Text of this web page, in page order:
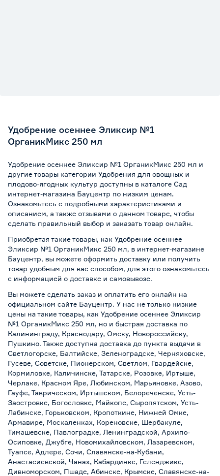
Удобрение осеннее Эликсир №1
ОрганикМикс 250 мл
Удобрение осеннее Эликсир №1 ОрганикМикс 250 мл и
другие товары категории Удобрения для овощных и
плодово-ягодных культур доступны в каталоге Сад
интернет-магазина Бауцентр по низким ценам.
Ознакомьтесь с подробными характеристиками и
описанием, а также отзывами о данном товаре, чтобы
сделать правильный выбор и заказать товар онлайн.
Приобретая такие товары, как Удобрение осеннее
Эликсир №1 ОрганикМикс 250 мл, в интернет-магазине
Бауцентр, вы можете оформить доставку или получить
товар удобным для вас способом, для этого ознакомьтесь
с информацией о доставке и самовывозе.
Вы можете сделать заказ и оплатить его онлайн на
официальном сайте Бауцентр. У нас не только низкие
цены на такие товары, как Удобрение осеннее Эликсир
№1 ОрганикМикс 250 мл, но и быстрая доставка по
Калининграду, Краснодару, Омску, Новороссийску,
Пушкино. Также доступна доставка до пункта выдачи в
Светлогорске, Балтийске, Зеленоградске, Черняховске,
Гусеве, Советске, Пионерском, Светлом, Гвардейске,
Кормиловке, Каличинске, Татарске, Розовке, Иртыше,
Черлаке, Красном Яре, Любинском, Марьяновке, Азово,
Гауфе, Таврическом, Иртышском, Белореченске, Усть-
Заостровке, Богословке, Майкопе, Сыропятском, Усть-
Лабинске, Горьковском, Кропоткине, Нижней Омке,
Армавире, Москаленках, Кореновске, Шербакуле,
Тимашевске, Павлоградке, Ленинградской, Архипо-
Осиповке, Джубге, Новомихайловском, Лазаревском,
Туапсе, Адлере, Сочи, Славянске-на-Кубани,
Анастасиевской, Чанах, Кабардинке, Геленджике,
Дивноморском, Пшаде, Абинске, Крымске, Славянске-на-